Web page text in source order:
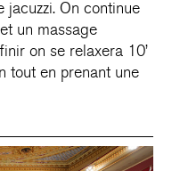
jacuzzi. On continue
un massage
on se relaxera 10’
tout en prenant une